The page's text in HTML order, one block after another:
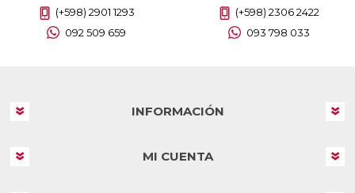
(+598) 2901 1293
092 509 659
(+598) 2306 2422
093 798 033
INFORMACIÓN
MI CUENTA